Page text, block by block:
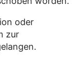
oder
zur